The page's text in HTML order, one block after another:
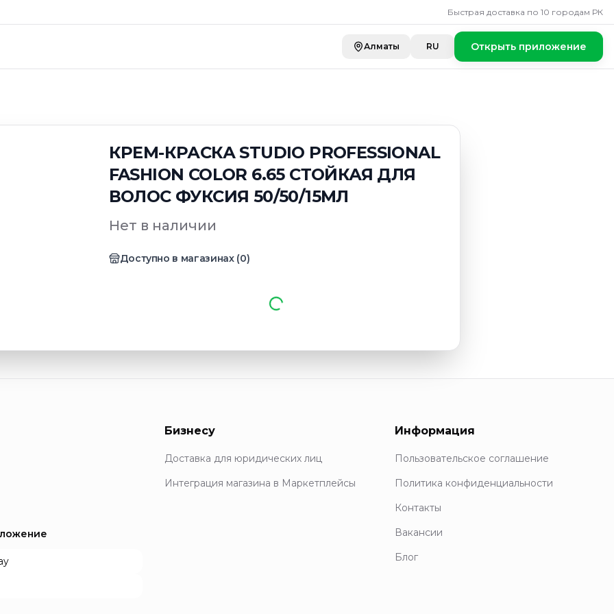
Быстрая доставка по 10 городам РК
Алматы RU Открыть приложение
КРЕМ-КРАСКА STUDIO PROFESSIONAL
FASHION COLOR 6.65 СТОЙКАЯ ДЛЯ
ВОЛОС ФУКСИЯ 50/50/15МЛ
Нет в наличии
Доступно в магазинах(0)
6.65 СТОЙКАЯ ДЛЯ ВОЛОС ФУКСИЯ 50/50/15МЛ
Бизнесу
Доставка для юридических лиц
Интеграция магазина в Маркетплейсы
Информация
Пользовательское соглашение
Политика конфиденциальности
Контакты
Вакансии
Блог